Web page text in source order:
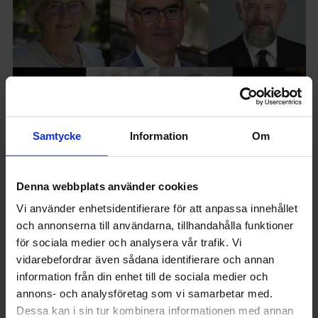
Samtycke Information Om
Denna webbplats använder cookies
Vi använder enhetsidentifierare för att anpassa innehållet
och annonserna till användarna, tillhandahålla funktioner
för sociala medier och analysera vår trafik. Vi
vidarebefordrar även sådana identifierare och annan
information från din enhet till de sociala medier och
annons- och analysföretag som vi samarbetar med.
Dessa kan i sin tur kombinera informationen med annan
LÖN
Så mycket
tjänar
myndighetscheferna
Bland de tio